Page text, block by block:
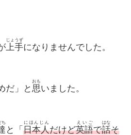
上手
じょうず
になりませんでした。
だ」と 思
おも
いました。
ち
と「 日本人
にほんじん
だけど英語
えいご
で話
はな
そ